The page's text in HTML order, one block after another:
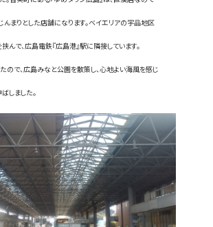
認
んまりとした店舗になります。ベイエリアの宇品地区
んで、広島電鉄『広島港』駅に隣接しています。
で、広島みなと公園を散策し、心地よい海風を感じ
しました。